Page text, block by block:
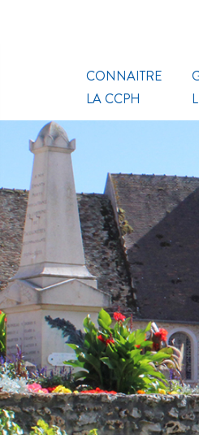
CONNAITRE
LA CCPH